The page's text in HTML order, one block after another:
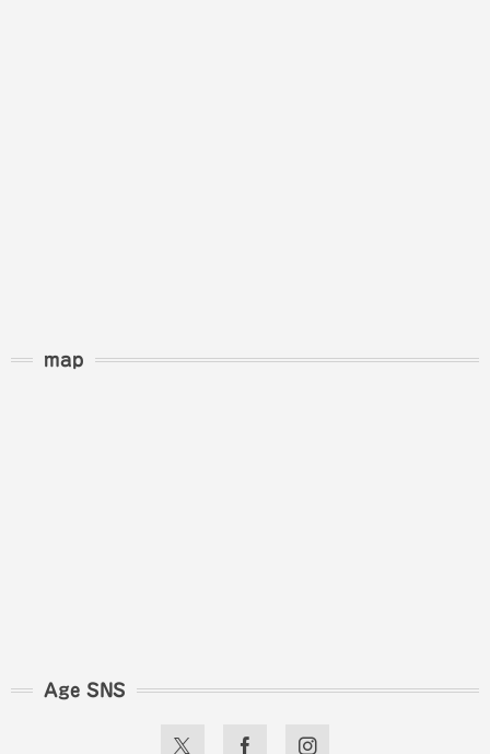
map
Age SNS